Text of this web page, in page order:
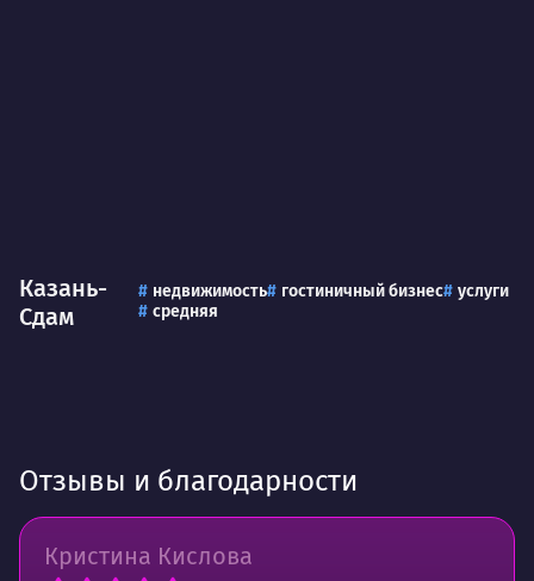
Казань-
Сдам
недвижимость гостиничный бизнес
услуги
средняя
Отзывы и благодарности
Кристина Кислова